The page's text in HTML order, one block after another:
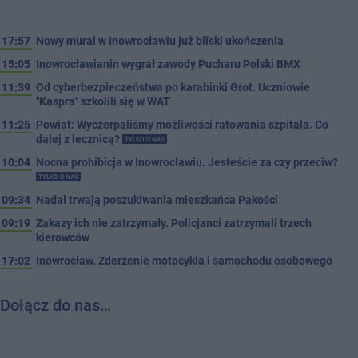
17:57 Nowy mural w Inowrocławiu już bliski ukończenia
15:05 Inowrocławianin wygrał zawody Pucharu Polski BMX
11:39 Od cyberbezpieczeństwa po karabinki Grot. Uczniowie
"Kaspra" szkolili się w WAT
11:25 Powiat: Wyczerpaliśmy możliwości ratowania szpitala. Co
dalej z lecznicą?
TYLKO U NAS
10:04 Nocna prohibicja w Inowrocławiu. Jesteście za czy przeciw?
TYLKO U NAS
09:34 Nadal trwają poszukiwania mieszkańca Pakości
09:19 Zakazy ich nie zatrzymały. Policjanci zatrzymali trzech
kierowców
17:02 Inowrocław. Zderzenie motocykla i samochodu osobowego
Dołącz do nas…